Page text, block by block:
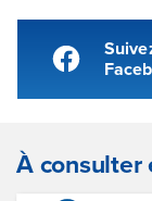
À consulter